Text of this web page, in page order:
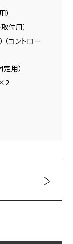
付用）
（コントロー
定用）
２